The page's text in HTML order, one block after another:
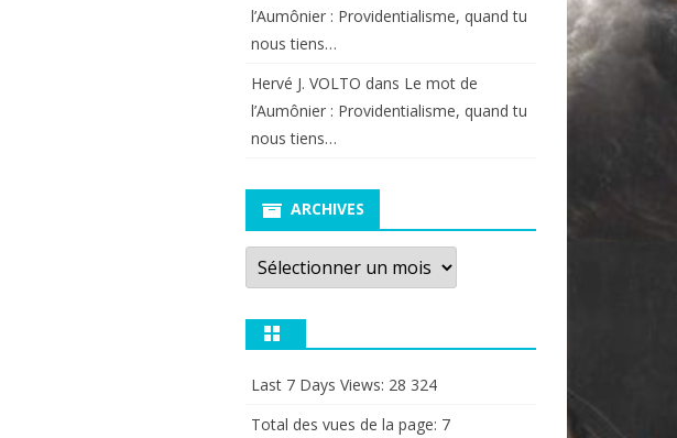
l’Aumônier : Providentialisme, quand tu
nous tiens…
Hervé J. VOLTO dans Le mot de
l’Aumônier : Providentialisme, quand tu
nous tiens…
ARCHIVES
Archives
Last 7 Days Views: 28 324
Total des vues de la page: 7